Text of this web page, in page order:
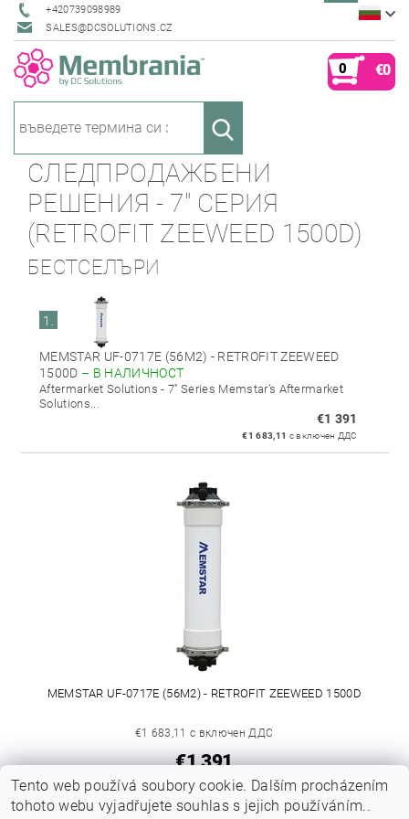
+420739098989
SALES@DCSOLUTIONS.CZ
0 €0
СЛЕДПРОДАЖБЕНИ
РЕШЕНИЯ - 7" СЕРИЯ
(RETROFIT ZEEWEED 1500D)
БЕСТСЕЛЪРИ
1.
MEMSTAR UF-0717E (56M2) - RETROFIT ZEEWEED
1500D – В НАЛИЧНОСТ
Aftermarket Solutions - 7'' Series Memstar’s Aftermarket
Solutions...
€1 391
€1 683,11 с включен ДДС
MEMSTAR UF-0717E (56M2) - RETROFIT ZEEWEED 1500D
€1 683,11 с включен ДДС
€1 391
€1 391 / 1 бр.
Tento web používá soubory cookie. Dalším procházením
tohoto webu vyjadřujete souhlas s jejich používáním..